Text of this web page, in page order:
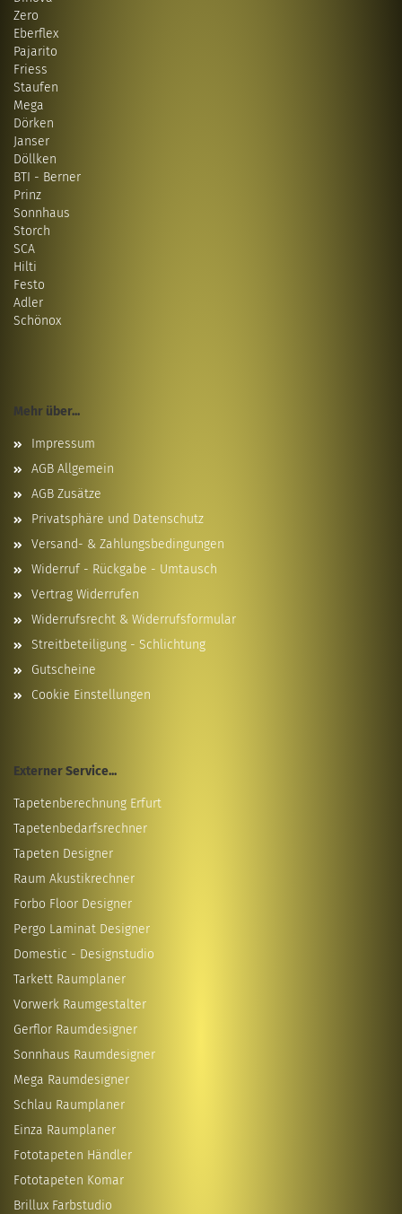
Zero
Eberflex
Pajarito
Friess
Staufen
Mega
Dörken
Janser
Döllken
BTI - Berner
Prinz
Sonnhaus
Storch
SCA
Hilti
Festo
Adler
Schönox
Mehr über...
Impressum
AGB Allgemein
AGB Zusätze
Privatsphäre und Datenschutz
Versand- & Zahlungsbedingungen
Widerruf - Rückgabe - Umtausch
Vertrag Widerrufen
Widerrufsrecht & Widerrufsformular
Streitbeteiligung - Schlichtung
Gutscheine
Cookie Einstellungen
Externer Service...
Tapetenberechnung Erfurt
Tapetenbedarfsrechner
Tapeten Designer
Raum Akustikrechner
Forbo Floor Designer
Pergo Laminat Designer
Domestic - Designstudio
Tarkett Raumplaner
Vorwerk Raumgestalter
Gerflor Raumdesigner
Sonnhaus Raumdesigner
Mega Raumdesigner
Schlau Raumplaner
Einza Raumplaner
Fototapeten Händler
Fototapeten Komar
Brillux Farbstudio